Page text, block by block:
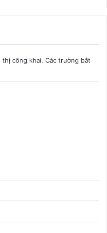
thị công khai. Các trường bắt